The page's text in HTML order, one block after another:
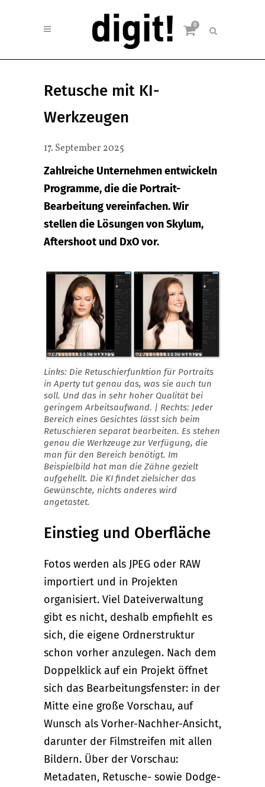
0
Retusche mit KI-
Werkzeugen
17. September 2025
Zahlreiche Unternehmen entwickeln
Programme, die die Portrait-
Bearbeitung vereinfachen. Wir
stellen die Lösungen von Skylum,
Aftershoot und DxO vor.
Links: Die Retuschierfunktion für Portraits
in Aperty tut genau das, was sie auch tun
soll. Und das in sehr hoher Qualität bei
geringem Arbeitsaufwand. | Rechts: Jeder
Bereich eines Gesichtes lässt sich beim
Retuschieren separat bearbeiten. Es stehen
genau die Werkzeuge zur Verfügung, die
man für den Bereich benötigt. Im
Beispielbild hat man die Zähne gezielt
aufgehellt. Die KI findet zielsicher das
Gewünschte, nichts anderes wird
angetastet.
Einstieg und Oberfläche
Fotos werden als JPEG oder RAW
importiert und in Projekten
organisiert. Viel Dateiverwaltung
gibt es nicht, deshalb empfiehlt es
sich, die eigene Ordnerstruktur
schon vorher anzulegen. Nach dem
Doppelklick auf ein Projekt öffnet
sich das Bearbeitungsfenster: in der
Mitte eine große Vorschau, auf
Wunsch als Vorher-Nachher-Ansicht,
darunter der Filmstreifen mit allen
Bildern. Über der Vorschau:
Metadaten, Retusche- sowie Dodge-